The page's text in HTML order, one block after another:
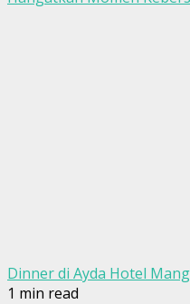
Dinner di Ayda Hotel
1 min read